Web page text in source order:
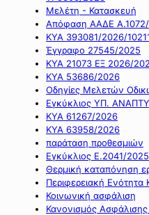
Μελέτη - Κατασκευή
Απόφαση ΑΑΔΕ
ΚΥΑ 393081/2026/
Έγγραφο 27545/2025
ΚΥΑ 21073 ΕΞ 2026/
ΚΥΑ 53686/2026
Οδηγίες Μελετών
Εγκύκλιος ΥΠ.
ΚΥΑ 61267/2026
ΚΥΑ 63958/2026
παράταση προθεσμιών
Εγκύκλιος Ε.2041/2025
Θερμική καταπόνηση
Περιφερειακή Ενότητα
Κοινωνική ασφάλιση
Κανονισμός Ασφάλισης